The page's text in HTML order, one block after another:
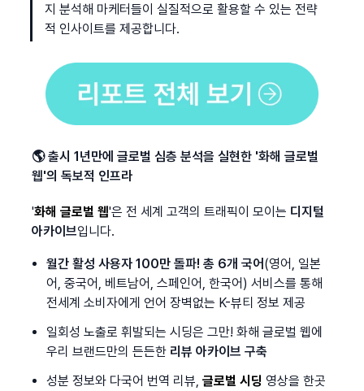
지 분석해 마케터들이 실질적으로 활용할 수 있는 전략
적 인사이트를 제공합니다.
🌎 출시 1년만에 글로벌 심층 분석을 실현한 '화해 글로벌
웹'의 독보적 인프라
'화해 글로벌 웹'은 전 세계 고객의 트래픽이 모이는 디지털
아카이브입니다.
월간 활성 사용자 100만 돌파! 총 6개 국어 (영어, 일본
어, 중국어, 베트남어, 스페인어, 한국어) 서비스를 통해
전세계 소비자에게 언어 장벽없는 K-뷰티 정보 제공
일회성 노출로 휘발되는 시딩은 그만! 화해 글로벌 웹에
우리 브랜드만의 든든한 리뷰 아카이브 구축
성분 정보와 다국어 번역 리뷰, 글로벌 시딩 영상을 한곳